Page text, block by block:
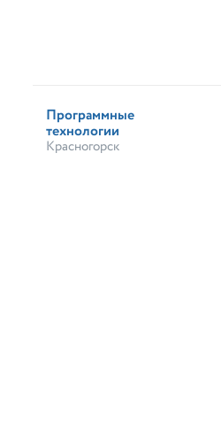
Программные
технологии
Красногорск